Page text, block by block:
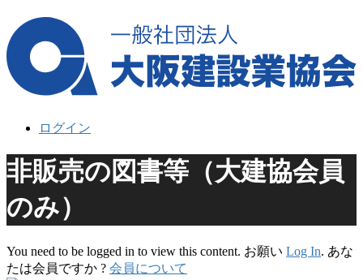
ログイン
非販売の図書等（大建協会員
のみ）
You need to be logged in to view this content. お願い Log In. あな
たは会員ですか ? 会員について